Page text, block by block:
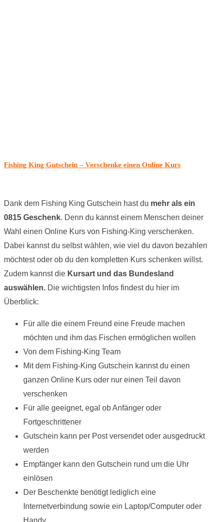
Fishing King Gutschein – Verschenke einen Online Kurs
Dank dem Fishing King Gutschein hast du mehr als ein
0815 Geschenk. Denn du kannst einem Menschen deiner
Wahl einen Online Kurs von Fishing-King verschenken.
Dabei kannst du selbst wählen, wie viel du davon bezahlen
möchtest oder ob du den kompletten Kurs schenken willst.
Zudem kannst die Kursart und das Bundesland
auswählen. Die wichtigsten Infos findest du hier im
Überblick:
Für alle die einem Freund eine Freude machen
möchten und ihm das Fischen ermöglichen wollen
Von dem Fishing-King Team
Mit dem Fishing-King Gutschein kannst du einen
ganzen Online Kurs oder nur einen Teil davon
verschenken
Für alle geeignet, egal ob Anfänger oder
Fortgeschrittener
Gutschein kann per Post versendet oder ausgedruckt
werden
Empfänger kann den Gutschein rund um die Uhr
einlösen
Der Beschenkte benötigt lediglich eine
Internetverbindung sowie ein Laptop/Computer oder
Handy